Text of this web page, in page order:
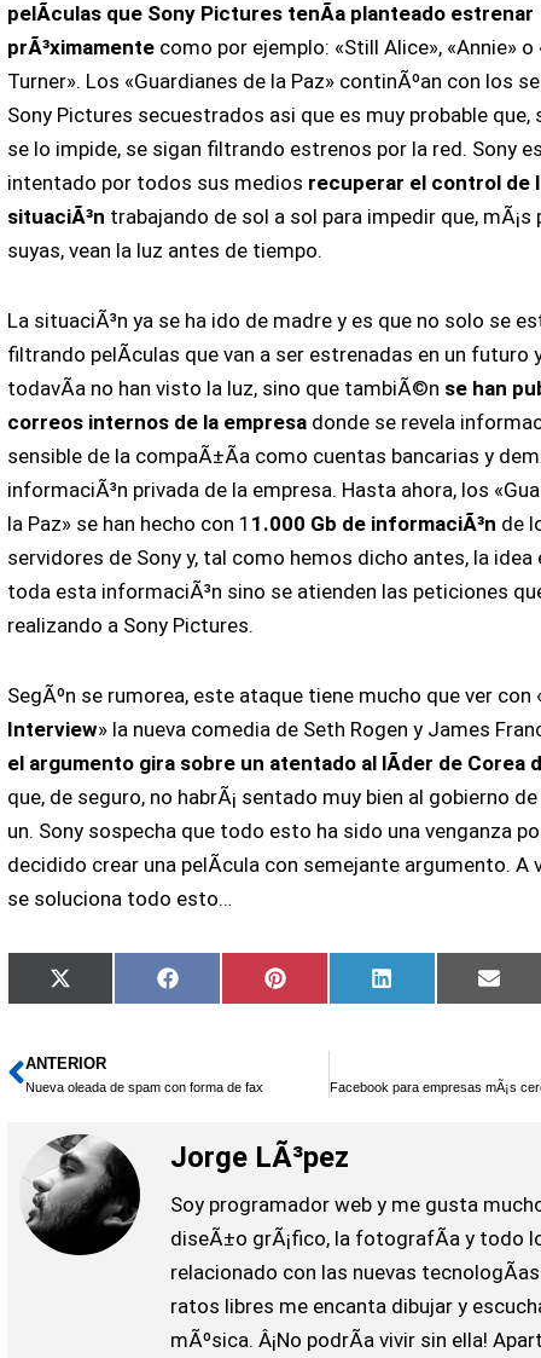
pelÃ­culas que Sony Pictures tenÃ­a planteado estrenar
prÃ³ximamentecomo por ejemplo: «Still Alice», «Annie» o
Turner». Los «Guardianes de la Paz» continÃºan con los
Sony Pictures secuestrados asi que es muy probable que,
se lo impide, se sigan filtrando estrenos por la red. Sony
intentado por todos sus medios recuperar el control de
situaciÃ³n trabajando de sol a sol para impedir que, mÃ¡s
suyas, vean la luz antes de tiempo.
La situaciÃ³n ya se ha ido de madre y es que no solo se
filtrando pelÃ­culas que van a ser estrenadas en un futuro
todavÃ­a no han visto la luz, sino que tambiÃ©n se han
correos internos de la empresadonde se revela
sensible de la compaÃ±Ã­a como cuentas bancarias y
informaciÃ³n privada de la empresa. Hasta ahora, los
la Paz» se han hecho con 1 1.000 Gb de informaciÃ³n de
servidores de Sony y, tal como hemos dicho antes, la idea
toda esta informaciÃ³n sino se atienden las peticiones
realizando a Sony Pictures.
SegÃºn se rumorea, este ataque tiene mucho que ver con
Interview» la nueva comedia de Seth Rogen y James
el argumento gira sobre un atentado al lÃ­der de Corea
que, de seguro, no habrÃ¡ sentado muy bien al gobierno
un. Sony sospecha que todo esto ha sido una venganza
decidido crear una pelÃ­cula con semejante argumento. A
se soluciona todo esto…
Compartir
en
X
(Twitter)
Compartir
en
Facebook
Compartir
en
Pinterest
Compartir
en
LinkedIn
en
Ant
ANTERIOR
Nueva oleada de spam con forma de fax
Jorge LÃ³pez
Soy programador web y me gusta
diseÃ±o grÃ¡fico, la fotografÃ­a y todo
relacionado con las nuevas
ratos libres me encanta dibujar y
mÃºsica. Â¡No podrÃ­a vivir sin ella!